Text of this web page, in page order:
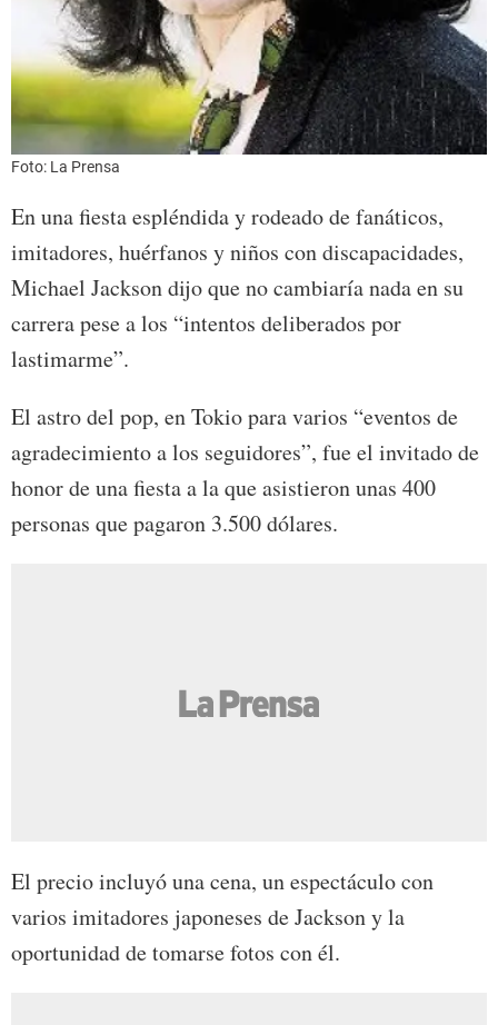
Foto: La Prensa
En una fiesta espléndida y rodeado de fanáticos,
imitadores, huérfanos y niños con discapacidades,
Michael Jackson dijo que no cambiaría nada en su
carrera pese a los “intentos deliberados por
lastimarme”.
El astro del pop, en Tokio para varios “eventos de
agradecimiento a los seguidores”, fue el invitado de
honor de una fiesta a la que asistieron unas 400
personas que pagaron 3.500 dólares.
El precio incluyó una cena, un espectáculo con
varios imitadores japoneses de Jackson y la
oportunidad de tomarse fotos con él.